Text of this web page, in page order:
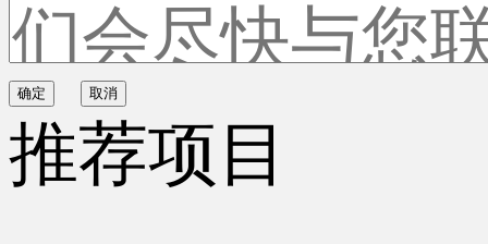
确定 取消
推荐项目